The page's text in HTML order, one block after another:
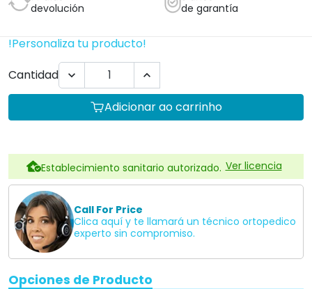
devolución
de garantía
!Personaliza tu producto!
Cantidad
 
Adicionar ao carrinho
Establecimiento sanitario autorizado. Ver licencia
Call For Price
Clica aquí y te llamará un técnico ortopedico
experto sin compromiso.
Opciones de Producto